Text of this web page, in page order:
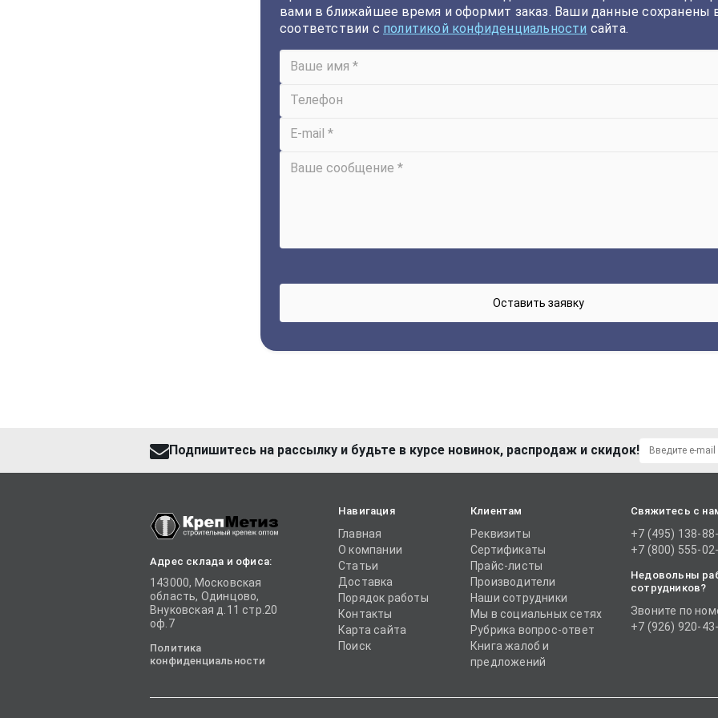
вами в ближайшее время и оформит заказ. Ваши данные сохранены
соответствии с политикой конфиденциальности сайта.
Подпишитесь на рассылку и будьте в курсе новинок, распродаж и скидок!
Адрес склада и офиса:
143000, Московская
область, Одинцово,
Внуковская д.11 стр.20
оф.7
Политика
конфиденциальности
Навигация
Главная
О компании
Статьи
Доставка
Порядок работы
Контакты
Карта сайта
Поиск
Клиентам
Реквизиты
Сертификаты
Прайс-листы
Производители
Наши сотрудники
Мы в социальных сетях
Рубрика вопрос-ответ
Книга жалоб и
предложений
Свяжитесь с
+7 (495) 138-
+7 (800) 555-
Недовольны
сотрудников?
Звоните по
+7 (926) 920-